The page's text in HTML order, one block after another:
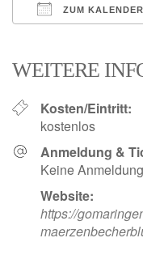
ZUM
WEITERE
Kosten/Eintritt:
kostenlos
Anmeldung &
Keine
Website:
https://